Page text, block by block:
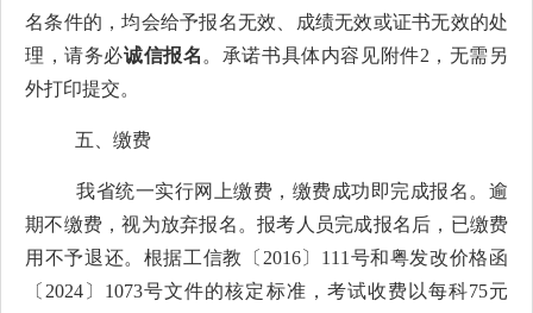
名条件的，均会给予报名无效、成绩无效或证书无效的处
理，请务必诚信报名 。承诺书具体内容见附件2 ，无需另
外打印提交。
五、 缴费
我省统一实行网上缴费，缴费成功即完成报名。逾
期不缴费，视为放弃报名。报考人员完成报名后，已缴费
用不予退还。根据工信教〔 2016〕 111 号和粤发改价格函
〔 2024 〕 1073号文件的核定标准，考试收费以每科75元